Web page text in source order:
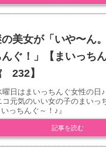
美女が「いや〜ん
んぐ！」【まいっち
232】
曜日はまいっちんぐ女性の日
コ元気のいい女の子のまいっ
っちんぐ～！♪』
記事を読む